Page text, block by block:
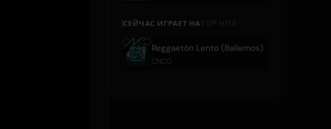
СЕЙЧАС ИГРАЕТ НАTOP HITS
Reggaetón Lento (Bailemos)
CNCO